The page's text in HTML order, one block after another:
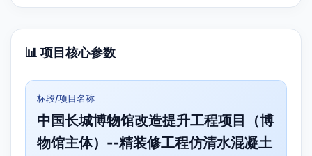
📊 项目核心参数
标段/项目名称
中国长城博物馆改造提升工程项目（博
物馆主体）--精装修工程仿清水混凝土